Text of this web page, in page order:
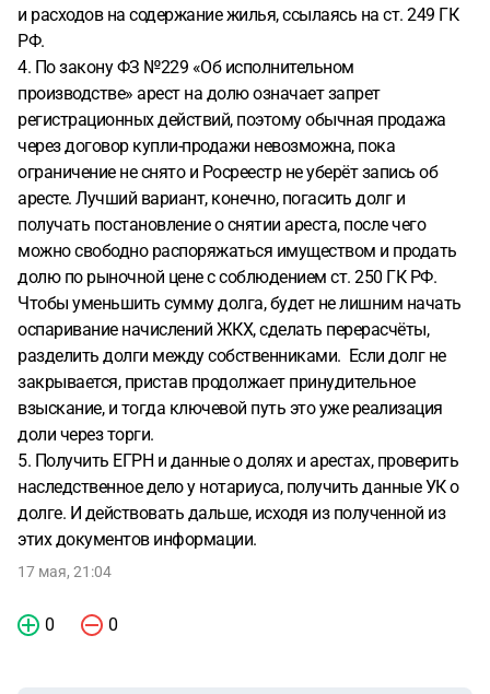
и расходов на содержание жилья, ссылаясь на ст. 249 ГК
РФ.
4. По закону ФЗ №229 «Об исполнительном
производстве» арест на долю означает запрет
регистрационных действий, поэтому обычная продажа
через договор купли-продажи невозможна, пока
ограничение не снято и Росреестр не уберёт запись об
аресте. Лучший вариант, конечно, погасить долг и
получать постановление о снятии ареста, после чего
можно свободно распоряжаться имуществом и продать
долю по рыночной цене с соблюдением ст. 250 ГК РФ.
Чтобы уменьшить сумму долга, будет не лишним начать
оспаривание начислений ЖКХ, сделать перерасчёты,
разделить долги между собственниками. Если долг не
закрывается, пристав продолжает принудительное
взыскание, и тогда ключевой путь это уже реализация
доли через торги.
5. Получить ЕГРН и данные о долях и арестах, проверить
наследственное дело у нотариуса, получить данные УК о
долге. И действовать дальше, исходя из полученной из
этих документов информации.
17 мая, 21:04
0 0